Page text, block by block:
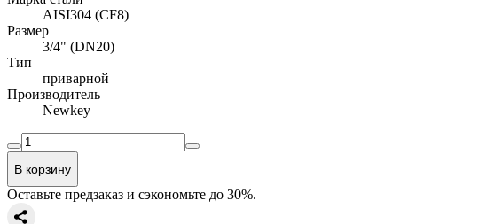
AISI304 (CF8)
Размер
3/4" (DN20)
Тип
приварной
Производитель
Newkey
В корзину
Оставьте предзаказ и сэкономьте до 30%.